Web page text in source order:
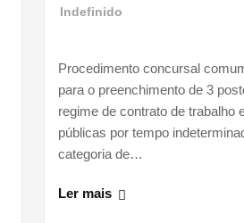
Indefinido
Procedimento concursal
para o preenchimento de 3
regime de contrato de trabalho
públicas por tempo
categoria de…
Ler mais